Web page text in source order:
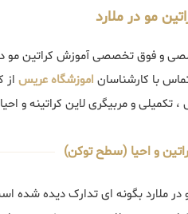
مو در ملارد
و فوق تخصصی آموزش کراتین مو در
با کارشناسان اموزشگاه عریس
و مربیگری لاین کراتینه و احیا
کراتین و احیا (سطح توکن)
ملارد بگونه ای تدارک دیده شده